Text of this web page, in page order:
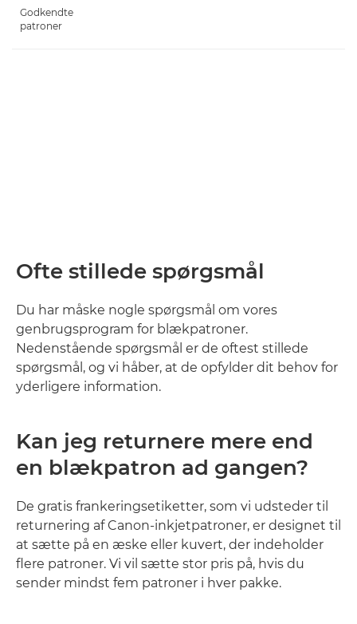
Godkendte
patroner
Ofte stillede spørgsmål
Du har måske nogle spørgsmål om vores
genbrugsprogram for blækpatroner.
Nedenstående spørgsmål er de oftest stillede
spørgsmål, og vi håber, at de opfylder dit behov for
yderligere information.
Kan jeg returnere mere end
en blækpatron ad gangen?
De gratis frankeringsetiketter, som vi udsteder til
returnering af Canon-inkjetpatroner, er designet til
at sætte på en æske eller kuvert, der indeholder
flere patroner. Vi vil sætte stor pris på, hvis du
sender mindst fem patroner i hver pakke.